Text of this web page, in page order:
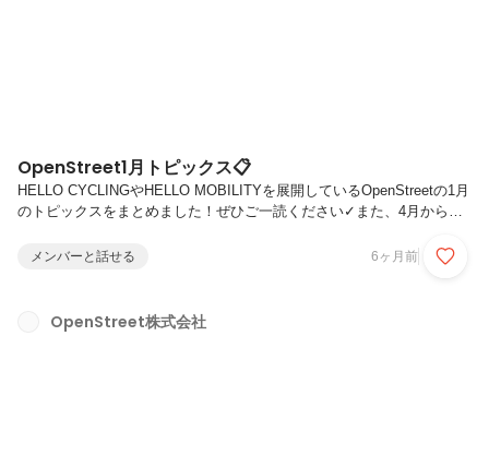
OpenStreet1月トピックス📋
HELLO CYCLINGやHELLO MOBILITYを展開しているOpenStreetの1月
のトピックスをまとめました！ぜひご一読ください✓また、4月から自
が、法改正のポイントなどをまとめました！日ごろから自転車やシェア
メンバーと話せる 6ヶ月前
OpenStreet株式会社